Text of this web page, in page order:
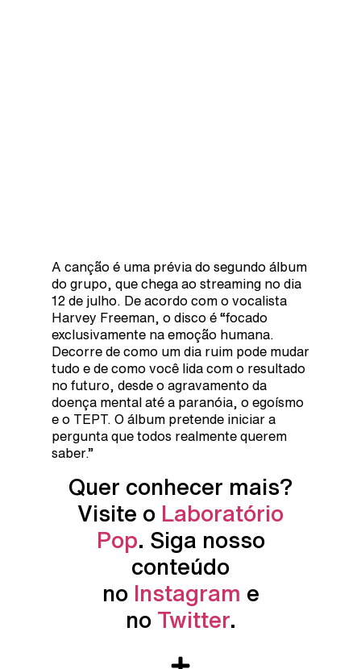
A canção é uma prévia do segundo álbum
do grupo, que chega ao streaming no dia
12 de julho. De acordo com o vocalista
Harvey Freeman, o disco é “focado
exclusivamente na emoção humana.
Decorre de como um dia ruim pode mudar
tudo e de como você lida com o resultado
no futuro, desde o agravamento da
doença mental até a paranóia, o egoísmo
e o TEPT. O álbum pretende iniciar a
pergunta que todos realmente querem
saber.”
Quer conhecer mais?
Visite o Laboratório
Pop. Siga nosso
conteúdo
no Instagram e
no Twitter.